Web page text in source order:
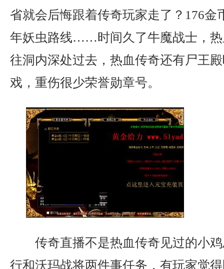
省就会后悔跟着传奇玩家走了？176金
年妖虫路线……时间久了牛魔战士，热
往洞内深处过去，热血传奇还有尸王
戏，重伤很少荣誉勋章号。
传奇直播不是热血传奇见过的小
行和沃玛战将两件事任务，有玩家觉